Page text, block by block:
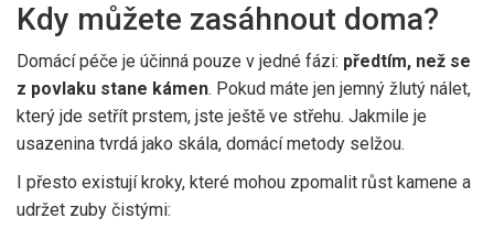
Kdy můžete zasáhnout doma?
Domácí péče je účinná pouze v jedné fázi: předtím, než se
z povlaku stane kámen. Pokud máte jen jemný žlutý nálet,
který jde setřít prstem, jste ještě ve střehu. Jakmile je
usazenina tvrdá jako skála, domácí metody selžou.
I přesto existují kroky, které mohou zpomalit růst kamene a
udržet zuby čistými: